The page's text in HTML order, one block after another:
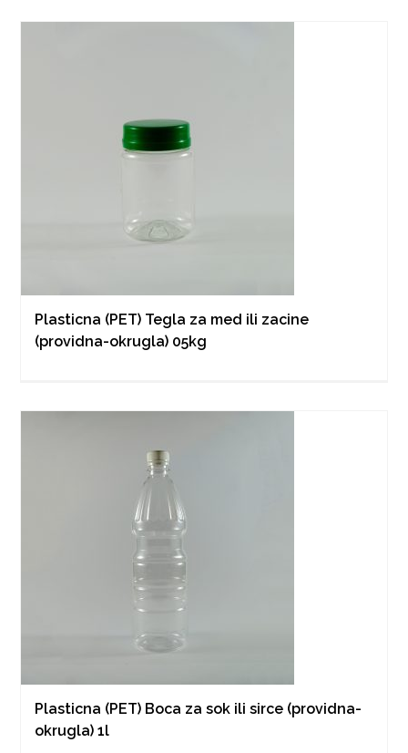
Plasticna (PET) Tegla za med ili zacine
(providna-okrugla) 05kg
Plasticna (PET) Boca za sok ili sirce (providna-
okrugla) 1l